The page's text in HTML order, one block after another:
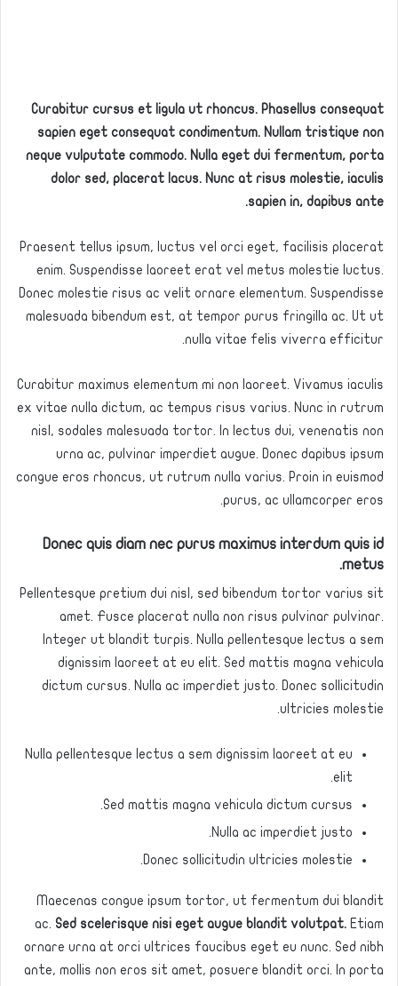
Curabitur cursus et ligula ut rhoncus. Phasellus consequat
sapien eget consequat condimentum. Nullam tristique non
neque vulputate commodo. Nulla eget dui fermentum, porta
dolor sed, placerat lacus. Nunc at risus molestie, iaculis
sapien in, dapibus ante.
Praesent tellus ipsum, luctus vel orci eget, facilisis placerat
enim. Suspendisse laoreet erat vel metus molestie luctus.
Donec molestie risus ac velit ornare elementum. Suspendisse
malesuada bibendum est, at tempor purus fringilla ac. Ut ut
nulla vitae felis viverra efficitur.
Curabitur maximus elementum mi non laoreet. Vivamus iaculis
ex vitae nulla dictum, ac tempus risus varius. Nunc in rutrum
nisl, sodales malesuada tortor. In lectus dui, venenatis non
urna ac, pulvinar imperdiet augue. Donec dapibus ipsum
congue eros rhoncus, ut rutrum nulla varius. Proin in euismod
purus, ac ullamcorper eros.
Donec quis diam nec purus maximus interdum quis id
metus.
Pellentesque pretium dui nisl, sed bibendum tortor varius sit
amet. Fusce placerat nulla non risus pulvinar pulvinar.
Integer ut blandit turpis. Nulla pellentesque lectus a sem
dignissim laoreet at eu elit. Sed mattis magna vehicula
dictum cursus. Nulla ac imperdiet justo. Donec sollicitudin
ultricies molestie.
Nulla pellentesque lectus a sem dignissim laoreet at eu
elit.
Sed mattis magna vehicula dictum cursus.
Nulla ac imperdiet justo.
Donec sollicitudin ultricies molestie.
Maecenas congue ipsum tortor, ut fermentum dui blandit
ac. Sed scelerisque nisi eget augue blandit volutpat. Etiam
ornare urna at orci ultrices faucibus eget eu nunc. Sed nibh
ante, mollis non eros sit amet, posuere blandit orci. In porta